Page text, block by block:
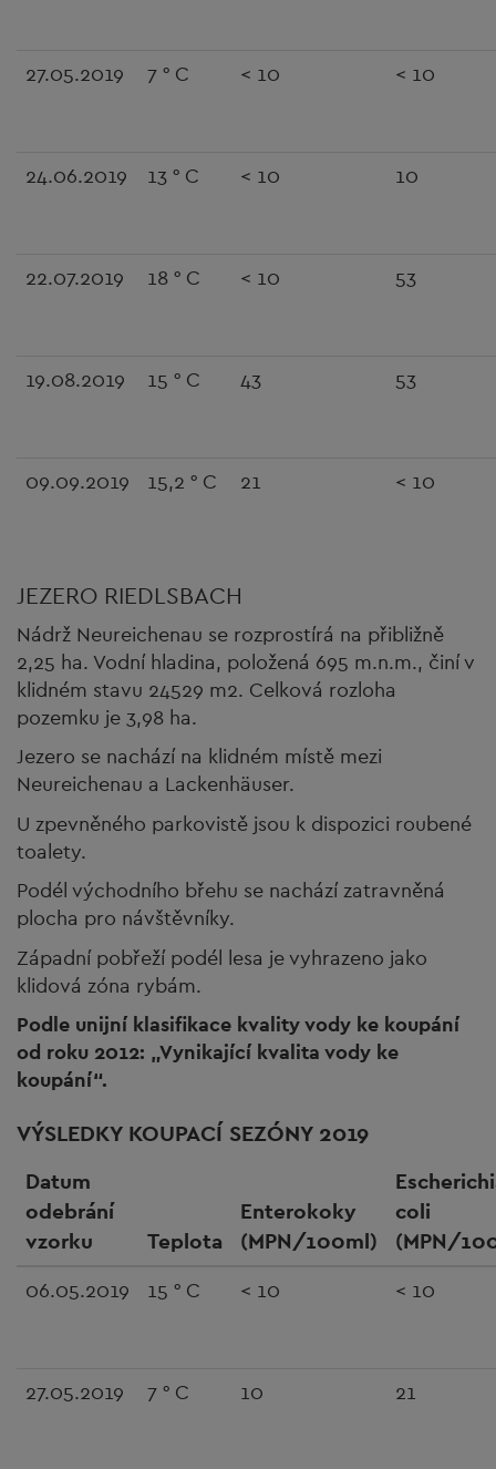
27.05.2019 7 ° C < 10 < 10
24.06.2019 13 ° C < 10 10
22.07.2019 18 ° C < 10 53
19.08.2019 15 ° C 43 53
09.09.2019 15,2 ° C 21 < 10
JEZERO RIEDLSBACH
Nádrž Neureichenau se rozprostírá na přibližně
2,25 ha. Vodní hladina, položená 695 m.n.m., činí v
klidném stavu 24529 m2. Celková rozloha
pozemku je 3,98 ha.
Jezero se nachází na klidném místě mezi
Neureichenau a Lackenhäuser.
U zpevněného parkovistě jsou k dispozici roubené
toalety.
Podél východního břehu se nachází zatravněná
plocha pro návštěvníky.
Západní pobřeží podél lesa je vyhrazeno jako
klidová zóna rybám.
Podle unijní klasifikace kvality vody ke koupání
od roku 2012: „Vynikající kvalita vody ke
koupání“.
VÝSLEDKY KOUPACÍ SEZÓNY 2019
Datum
odebrání
vzorku
Teplota
Enterokoky
(MPN/100ml)
coli
(MPN/
06.05.2019 15 ° C < 10 < 10
27.05.2019 7 ° C 10 21